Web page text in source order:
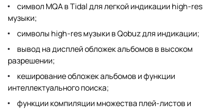
символ MQA в Tidal для легкой индикации high-res
музыки;
символы high-res музыки в Qobuz для индикации;
вывод на дисплей обложек альбомов в высоком
разрешении;
кеширование обложек альбомов и функции
интеллектуального поиска;
функции компиляции множества плей-листов и